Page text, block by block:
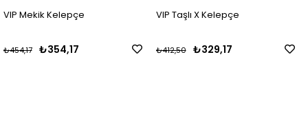
VIP Mekik Kelepçe
₺354,17
₺454,17
VIP Taşlı X Kelepçe
₺329,17
₺412,50